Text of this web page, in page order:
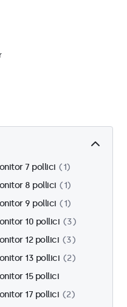
7 pollici
1
8 pollici
1
9 pollici
1
10 pollici
3
12 pollici
3
13 pollici
2
15 pollici
17 pollici
2